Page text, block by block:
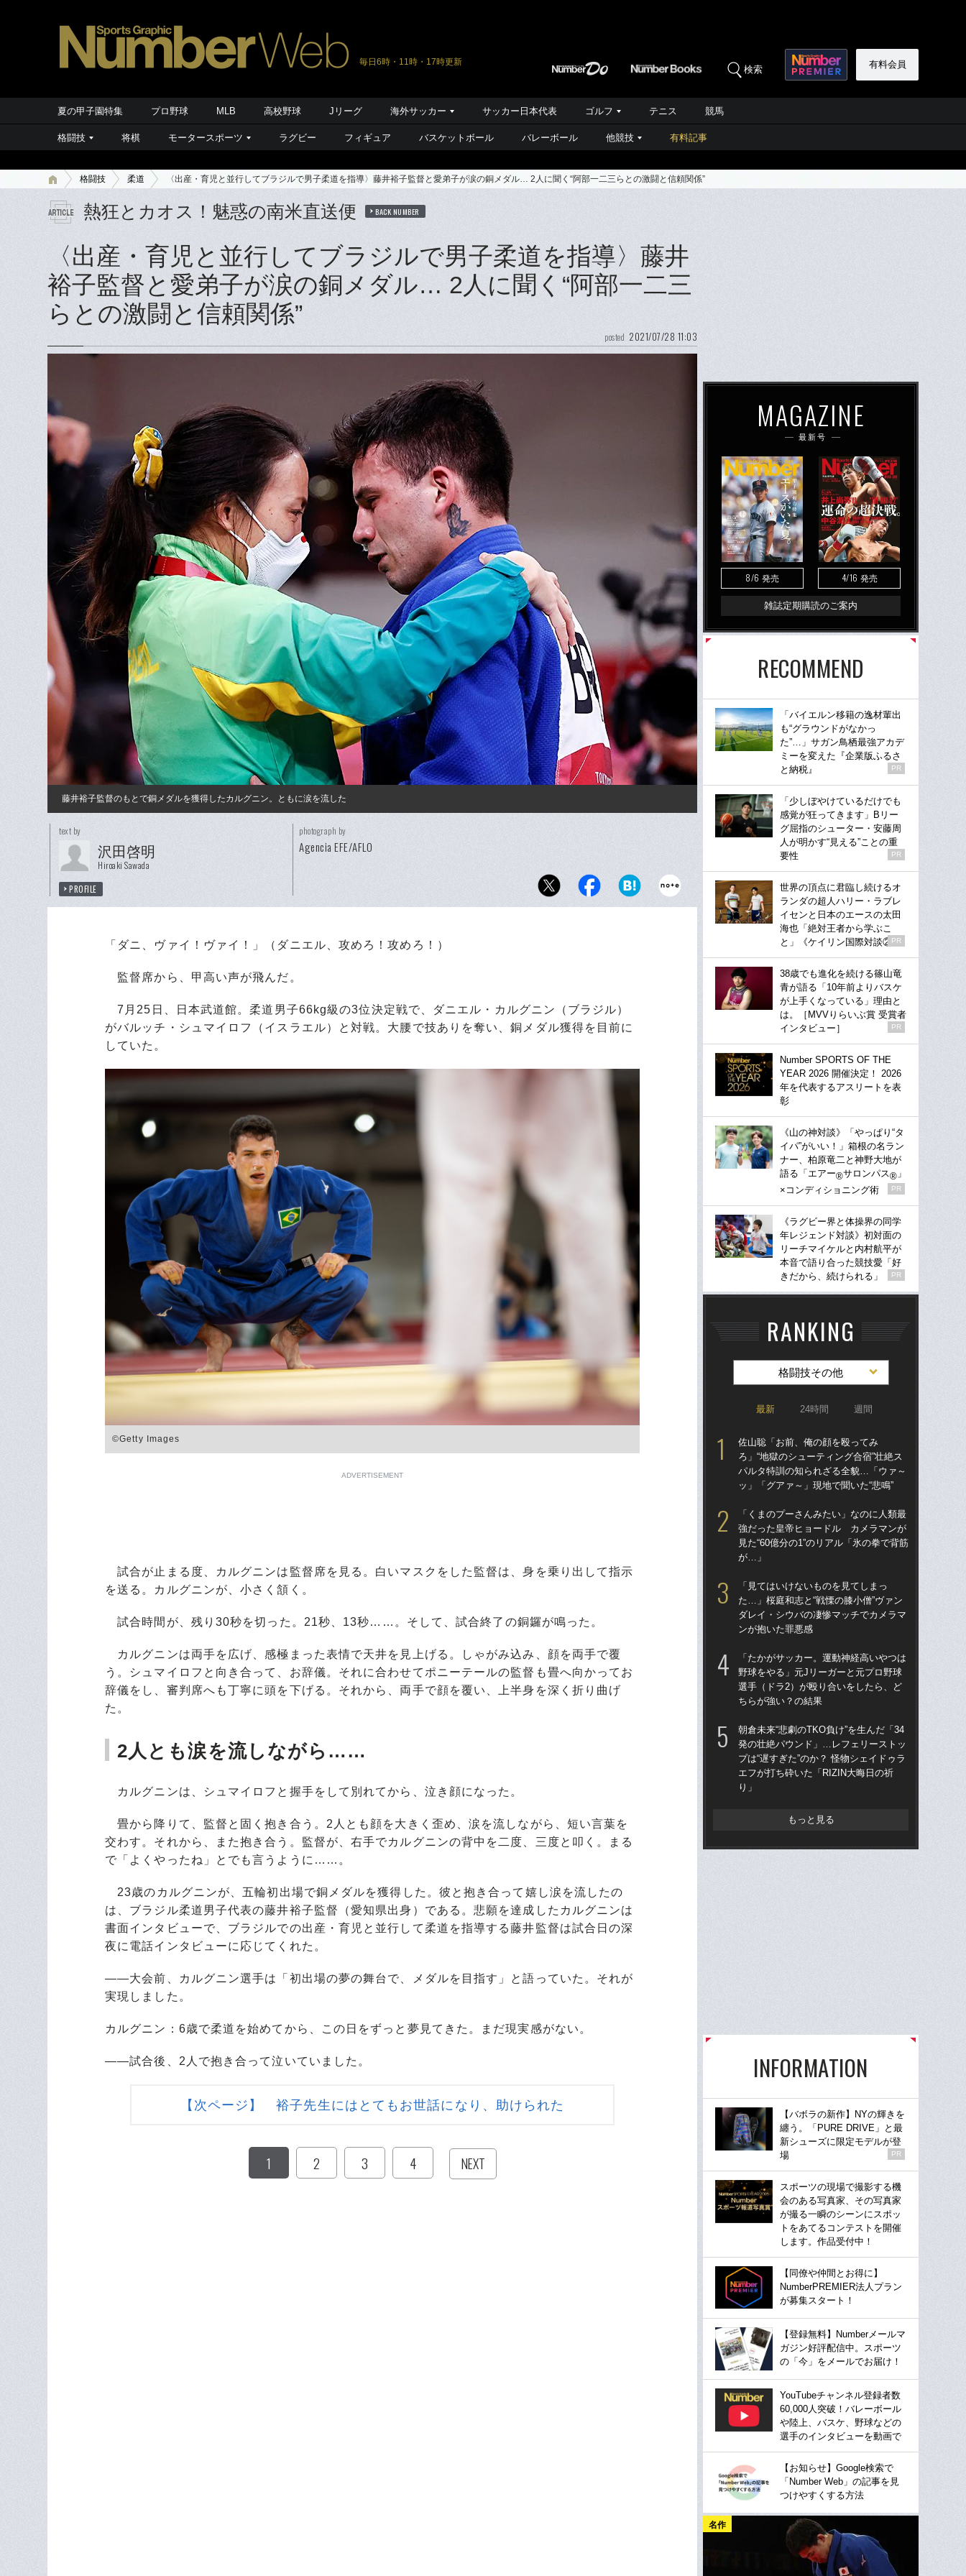
毎日6時・11時・17時更新
検索 有料会員
夏の甲子園特集 プロ野球 MLB 高校野球 Jリーグ 海外サッカー サッカー日本代表 ゴルフ テニス 競馬
格闘技 将棋 モータースポーツ ラグビー フィギュア バスケットボール バレーボール 他競技 有料記事
格闘技 柔道 〈出産・育児と並行してブラジルで男子柔道を指導〉藤井裕子監督と愛弟子が涙の銅メダル… 2人に聞く“阿部一二三らとの激闘と信頼関係”
熱狂とカオス！魅惑の南米直送便 BACK NUMBER
〈出産・育児と並行してブラジルで男子柔道を指導〉藤井
裕子監督と愛弟子が涙の銅メダル… 2人に聞く“阿部一二三
らとの激闘と信頼関係”
posted 2021/07/28 11:03
藤井裕子監督のもとで銅メダルを獲得したカルグニン。ともに涙を流した
text by
沢田啓明
Hiroaki Sawada
PROFILE
photograph by
Agencia EFE/AFLO
「ダニ、ヴァイ！ヴァイ！」（ダニエル、攻めろ！攻めろ！）
監督席から、甲高い声が飛んだ。
7月25日、日本武道館。柔道男子66kg級の3位決定戦で、ダニエル・カルグニン（ブラジル）
がバルッチ・シュマイロフ（イスラエル）と対戦。大腰で技ありを奪い、銅メダル獲得を目前に
していた。
©Getty Images
ADVERTISEMENT
試合が止まる度、カルグニンは監督席を見る。白いマスクをした監督は、身を乗り出して指示
を送る。カルグニンが、小さく頷く。
試合時間が、残り30秒を切った。21秒、13秒……。そして、試合終了の銅鑼が鳴った。
カルグニンは両手を広げ、感極まった表情で天井を見上げる。しゃがみ込み、顔を両手で覆
う。シュマイロフと向き合って、お辞儀。それに合わせてポニーテールの監督も畳へ向かってお
辞儀をし、審判席へも丁寧に頭を下げる。それから、両手で顔を覆い、上半身を深く折り曲げ
た。
2人とも涙を流しながら……
カルグニンは、シュマイロフと握手をして別れてから、泣き顔になった。
畳から降りて、監督と固く抱き合う。2人とも顔を大きく歪め、涙を流しながら、短い言葉を
交わす。それから、また抱き合う。監督が、右手でカルグニンの背中を二度、三度と叩く。まる
で「よくやったね」とでも言うように……。
23歳のカルグニンが、五輪初出場で銅メダルを獲得した。彼と抱き合って嬉し涙を流したの
は、ブラジル柔道男子代表の藤井裕子監督（愛知県出身）である。悲願を達成したカルグニンは
書面インタビューで、ブラジルでの出産・育児と並行して柔道を指導する藤井監督は試合日の深
夜に電話インタビューに応じてくれた。
――大会前、カルグニン選手は「初出場の夢の舞台で、メダルを目指す」と語っていた。それが
実現しました。
カルグニン：6歳で柔道を始めてから、この日をずっと夢見てきた。まだ現実感がない。
――試合後、2人で抱き合って泣いていました。
【次ページ】 裕子先生にはとてもお世話になり、助けられた
1 2 3 4 NEXT
MAGAZINE
最新号
8/6 発売 4/16 発売
雑誌定期購読のご案内
RECOMMEND
「バイエルン移籍の逸材輩出
も“グラウンドがなかっ
た”…」サガン鳥栖最強アカデ
ミーを変えた『企業版ふるさ
と納税』
PR
「少しぼやけているだけでも
感覚が狂ってきます」Bリー
グ屈指のシューター・安藤周
人が明かす“見える”ことの重
要性
PR
世界の頂点に君臨し続けるオ
ランダの超人ハリー・ラブレ
イセンと日本のエースの太田
海也「絶対王者から学ぶこ
と」《ケイリン国際対談②》
PR
38歳でも進化を続ける篠山竜
青が語る「10年前よりバスケ
が上手くなっている」理由と
は。［MVVりらいぶ賞 受賞者
インタビュー］
PR
Number SPORTS OF THE
YEAR 2026 開催決定！ 2026
年を代表するアスリートを表
彰
《山の神対談》「やっぱり“タ
イパ”がいい！」箱根の名ラン
ナー、柏原竜二と神野大地が
語る「エアー®サロンパス® 」
×コンディショニング術
PR
《ラグビー界と体操界の同学
年レジェンド対談》初対面の
リーチマイケルと内村航平が
本音で語り合った競技愛「好
きだから、続けられる」
PR
RANKING
格闘技その他
最新 24時間 週間
佐山聡「お前、俺の顔を殴ってみ
ろ」“地獄のシューティング合宿”壮絶ス
パルタ特訓の知られざる全貌…「ウァ～
ッ」「グアァ～」現地で聞いた“悲鳴”
「くまのプーさんみたい」なのに人類最
強だった皇帝ヒョードル カメラマンが
見た“60億分の1”のリアル「氷の拳で背筋
が…」
「見てはいけないものを見てしまっ
た…」桜庭和志と“戦慄の膝小僧”ヴァン
ダレイ・シウバの凄惨マッチでカメラマ
ンが抱いた罪悪感
「たかがサッカー。運動神経高いやつは
野球をやる」元Jリーガーと元プロ野球
選手（ドラ2）が殴り合いをしたら、ど
ちらが強い？の結果
朝倉未来“悲劇のTKO負け”を生んだ「34
発の壮絶パウンド」…レフェリーストッ
プは“遅すぎた”のか？ 怪物シェイドゥラ
エフが打ち砕いた「RIZIN大晦日の祈
り」
もっと見る
INFORMATION
【バボラの新作】NYの輝きを
纏う。「PURE DRIVE」と最
新シューズに限定モデルが登
場
PR
スポーツの現場で撮影する機
会のある写真家、その写真家
が撮る一瞬のシーンにスポッ
トをあてるコンテストを開催
します。作品受付中！
【同僚や仲間とお得に】
NumberPREMIER法人プラン
が募集スタート！
【登録無料】Numberメールマ
ガジン好評配信中。スポーツ
の「今」をメールでお届け！
YouTubeチャンネル登録者数
60,000人突破！バレーボール
や陸上、バスケ、野球などの
選手のインタビューを動画で
【お知らせ】Google検索で
「Number Web」の記事を見
つけやすくする方法
名作